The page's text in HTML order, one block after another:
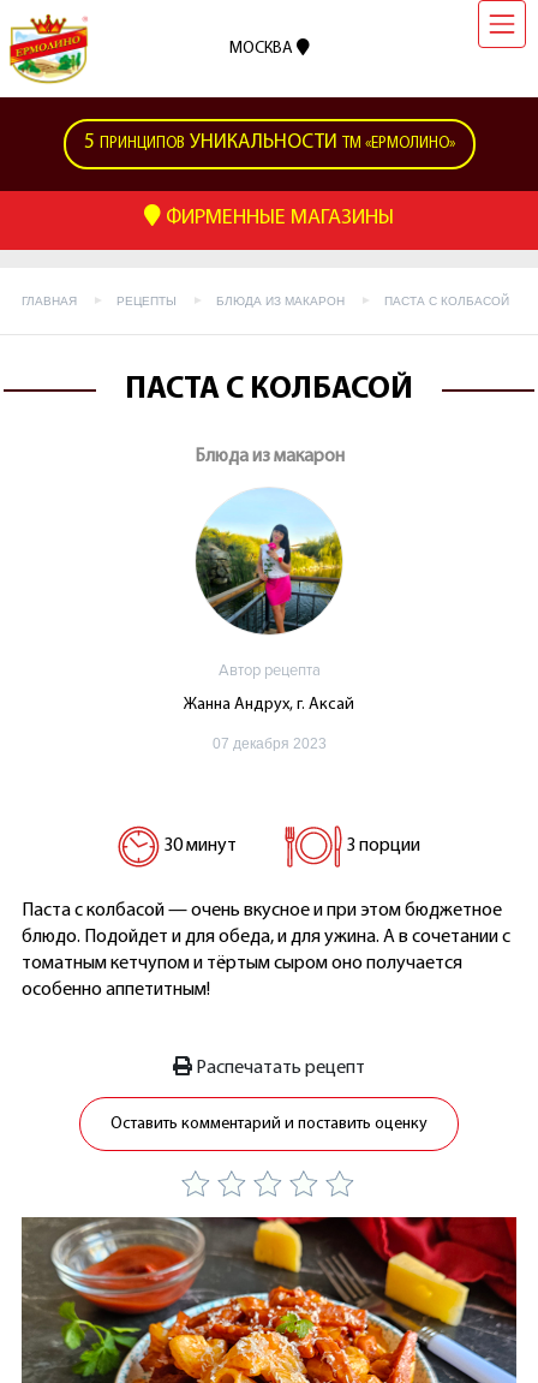
МОСКВА
5 ПРИНЦИПОВ УНИКАЛЬНОСТИ ТМ «ЕРМОЛИНО»
ФИРМЕННЫЕ МАГАЗИНЫ
ГЛАВНАЯ РЕЦЕПТЫ БЛЮДА ИЗ МАКАРОН ПАСТА С КОЛБАСОЙ
ПАСТА С КОЛБАСОЙ
Блюда из макарон
Автор рецепта
Жанна Андрух, г. Аксай
07 декабря 2023
30 минут 3 порции
Паста с колбасой — очень вкусное и при этом бюджетное
блюдо. Подойдет и для обеда, и для ужина. А в сочетании с
томатным кетчупом и тёртым сыром оно получается
особенно аппетитным!
Распечатать рецепт
Оставить комментарий и поставить оценку